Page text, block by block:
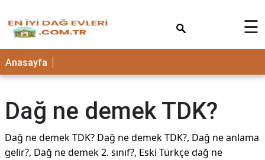
☰
Anasayfa
Dağ ne demek TDK?
Dağ ne demek TDK? Dağ ne demek TDK?, Dağ ne anlama
gelir?, Dağ ne demek 2. sınıf?, Eski Türkçe dağ ne